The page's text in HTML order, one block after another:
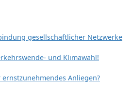
gesellschaftlicher Netzwerke
und Klimawahl!
Anliegen?